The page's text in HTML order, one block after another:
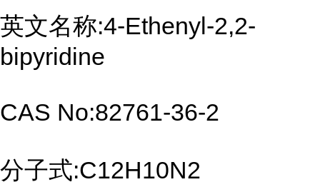
英文名称:4-Ethenyl-2,2-
bipyridine
CAS No:82761-36-2
分子式:C12H10N2